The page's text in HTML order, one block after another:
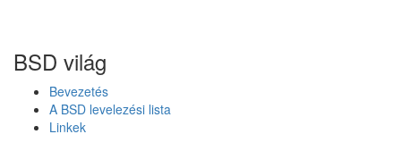
y
S
D
v
BSD világ
Bevezetés
A BSD levelezési lista
Linkek